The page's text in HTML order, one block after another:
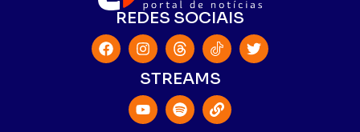
REDES SOCIAIS
STREAMS